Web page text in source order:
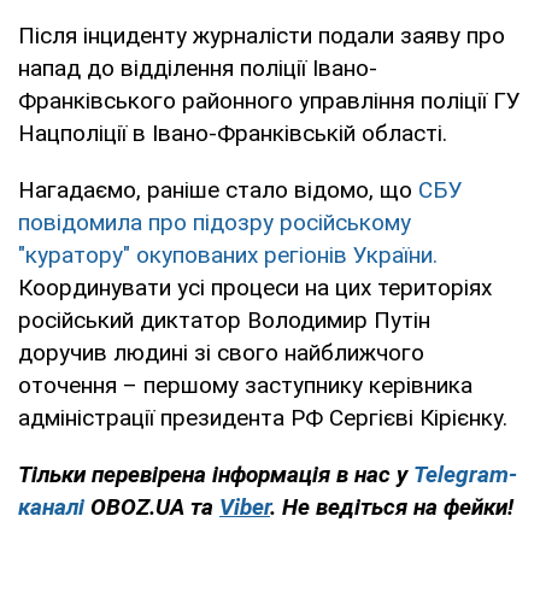
Після інциденту журналісти подали заяву про
напад до відділення поліції Івано-
Франківського районного управління поліції ГУ
Нацполіції в Івано-Франківській області.
Нагадаємо, раніше стало відомо, що СБУ
повідомила про підозру російському
"куратору" окупованих регіонів України.
Координувати усі процеси на цих територіях
російський диктатор Володимир Путін
доручив людині зі свого найближчого
оточення – першому заступнику керівника
адміністрації президента РФ Сергієві Кірієнку.
Тільки перевірена інформація в нас у Telegram-
каналі OBOZ.UA та Viber. Не ведіться на фейки!